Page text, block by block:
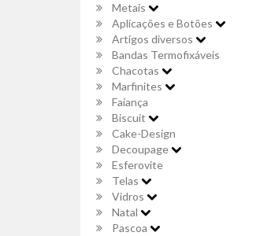
Metais
Aplicações e Botões
Artigos diversos
Bandas Termofixáveis
Chacotas
Marfinites
Faiança
Biscuit
Cake-Design
Decoupage
Esferovite
Telas
Vidros
Natal
Pascoa